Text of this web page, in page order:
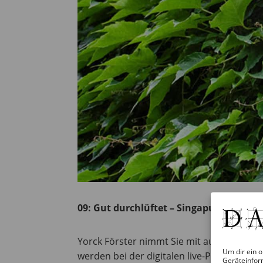
Um dir ein
09: Gut durchlüftet – Singapur und
Yorck Förster nimmt Sie mit auf einen
werden bei der digitalen live-